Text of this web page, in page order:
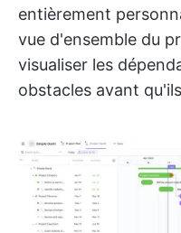
entièrement
vue d'ensemble du
visualiser les
obstacles avant